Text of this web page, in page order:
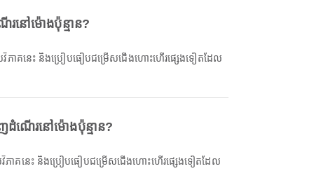
នៅម៉ោងប៉ុន្មាន?
ណើរនៅម៉ោងប៉ុន្មាន?